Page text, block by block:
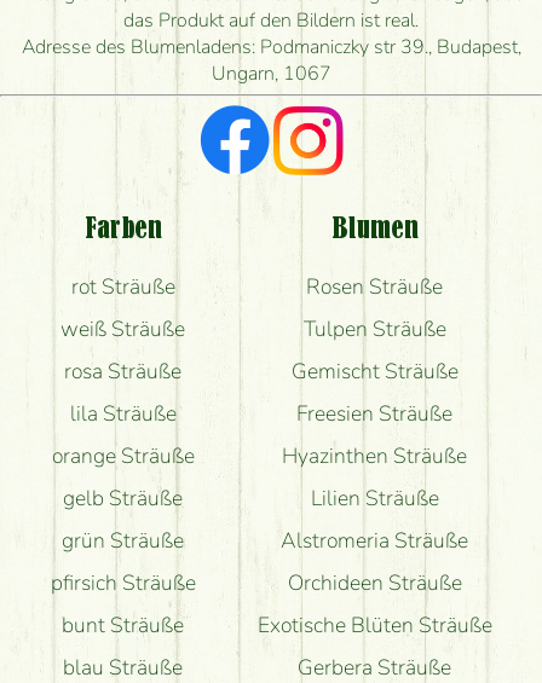
Wie schnell können Sie den Blumenstrauß
herstellen und wann können Sie ihn frühestens
liefern?
Ich suche rote Rosen, hast du welche?
Welche Rückmeldungen bekomme ich zum
das Produkt auf den Bildern ist real.
Adresse des Blumenladens: Podmaniczky str 39., Budapest,
Ungarn, 1067
Farben
rot Sträuße
weiß Sträuße
rosa Sträuße
lila Sträuße
orange Sträuße
gelb Sträuße
grün Sträuße
pfirsich Sträuße
bunt Sträuße
blau Sträuße
Blumen
Rosen Sträuße
Tulpen Sträuße
Gemischt Sträuße
Freesien Sträuße
Hyazinthen Sträuße
Lilien Sträuße
Alstromeria Sträuße
Orchideen Sträuße
Exotische Blüten Sträuße
Gerbera Sträuße